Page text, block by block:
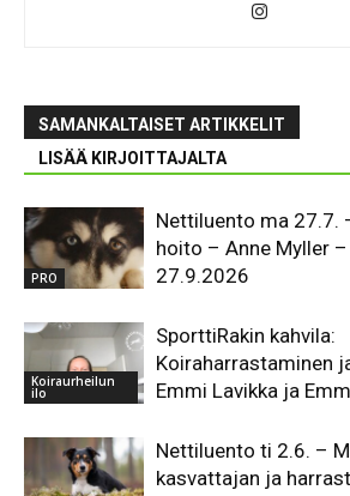
SAMANKALTAISET ARTIKKELIT
LISÄÄ KIRJOITTAJALTA
PRO
Nettiluento ma 27.7.
hoito – Anne Myller –
27.9.2026
Koiraurheilun
ilo
SporttiRakin kahvila:
Koiraharrastaminen
Emmi Lavikka ja
Nettiluento ti 2.6. –
kasvattajan ja